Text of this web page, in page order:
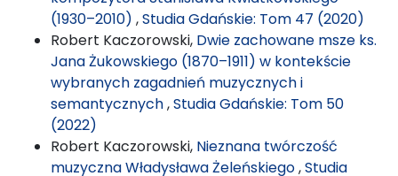
(1930–2010) ,Studia Gdańskie: Tom 47 (2020)
Robert Kaczorowski, Dwie zachowane msze ks.
Jana Żukowskiego (1870–1911) w kontekście
wybranych zagadnień muzycznych i
semantycznych,Studia Gdańskie: Tom 50
(2022)
Robert Kaczorowski, Nieznana twórczość
muzyczna Władysława Żeleńskiego,Studia